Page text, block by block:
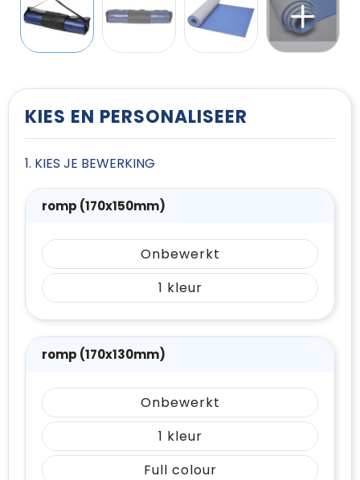
Sweaters
T-Shirts
Vesten
KIES EN PERSONALISEER
1. KIES JE BEWERKING
romp (170x150mm)
Onbewerkt
1
romp (170x130mm)
Onbewerkt
1
Full colour